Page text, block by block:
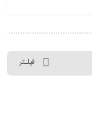
فیلـتر